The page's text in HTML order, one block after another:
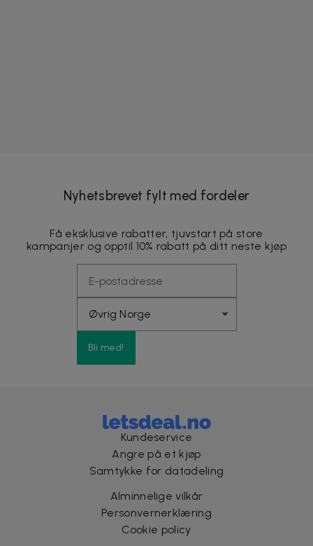
Nyhetsbrevet fylt med fordeler
Få eksklusive rabatter, tjuvstart på store
kampanjer og opptil 10% rabatt på ditt neste kjøp
Bli med!
Kundeservice
Angre på et kjøp
Samtykke for datadeling
Alminnelige vilkår
Personvernerklæring
Cookie policy